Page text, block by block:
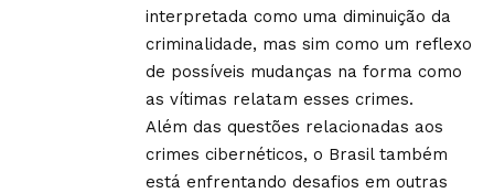
interpretada como uma diminuição da
criminalidade, mas sim como um reflexo
de possíveis mudanças na forma como
as vítimas relatam esses crimes.
Além das questões relacionadas aos
crimes cibernéticos, o Brasil também
está enfrentando desafios em outras